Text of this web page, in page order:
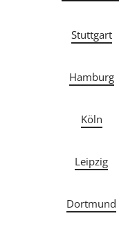
Stuttgart
Hamburg
Köln
Leipzig
Dortmund